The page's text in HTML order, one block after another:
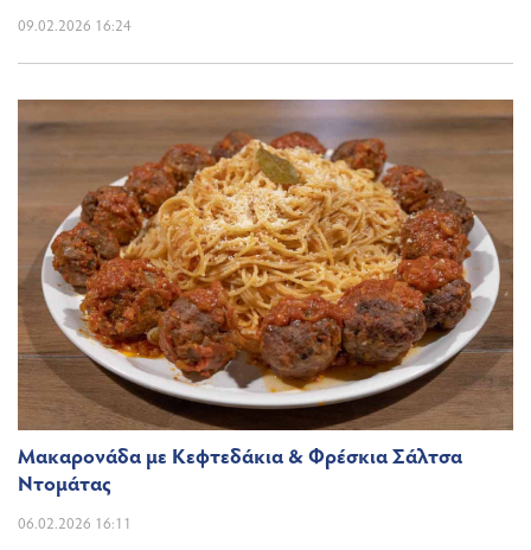
09.02.2026 16:24
Μακαρονάδα με Κεφτεδάκια & Φρέσκια Σάλτσα
Ντομάτας
06.02.2026 16:11